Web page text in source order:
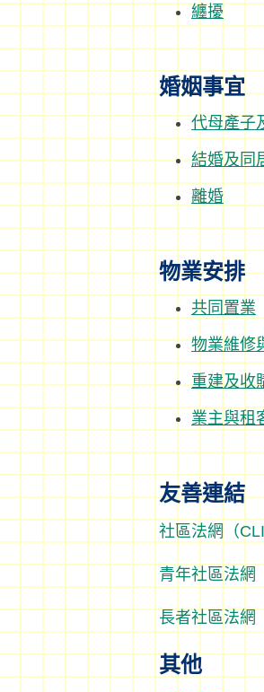
纏擾
婚姻事宜
代母產子
結婚及同
離婚
物業安排
共同置業
物業維修
重建及收
業主與租
友善連結
社區法網（
青年社區法網
長者社區法網
其他